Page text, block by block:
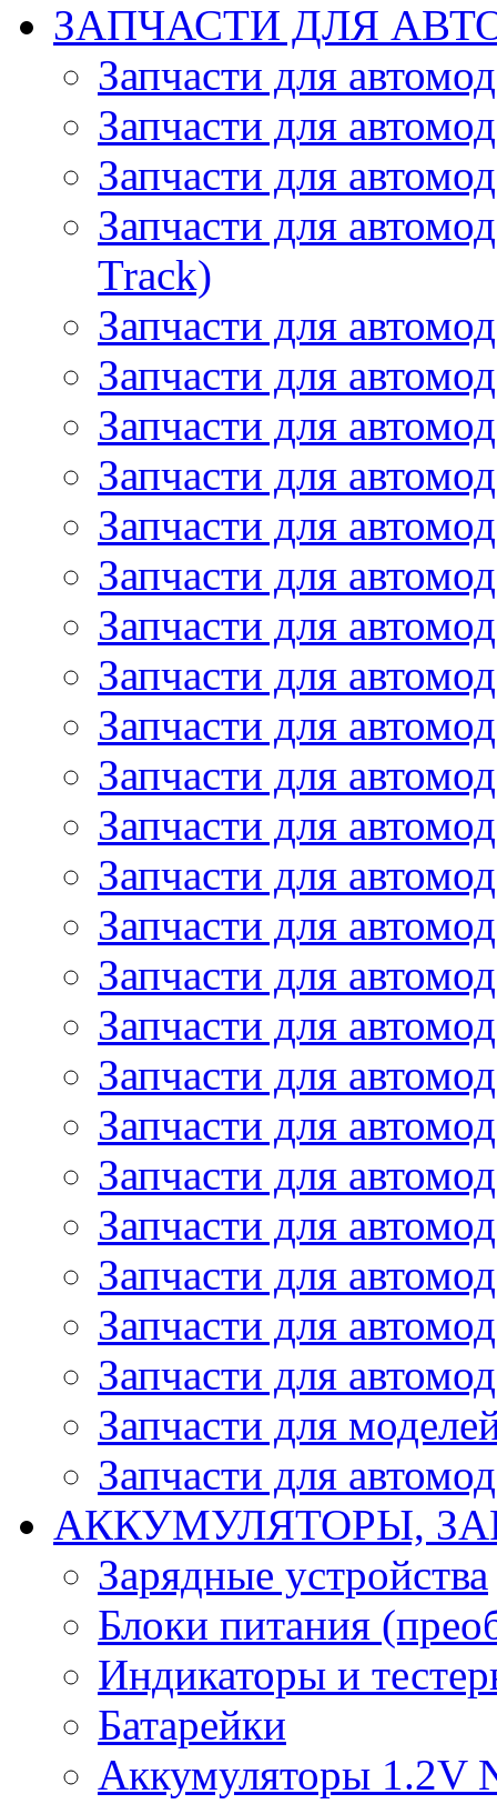
ЗАПЧАСТИ ДЛЯ
Запчасти для
Запчасти для
Запчасти для
Запчасти для
Track)
Запчасти для
Запчасти для
Запчасти для
Запчасти для
Запчасти для
Запчасти для
Запчасти для
Запчасти для
Запчасти для
Запчасти для
Запчасти для
Запчасти для
Запчасти для
Запчасти для
Запчасти для
Запчасти для
Запчасти для
Запчасти для
Запчасти для
Запчасти для
Запчасти для
Запчасти для
Запчасти для
Запчасти для
АККУМУЛЯТОРЫ,
Зарядные устройства
Блоки питания
Индикаторы и
Батарейки
Аккумуляторы 1.2V